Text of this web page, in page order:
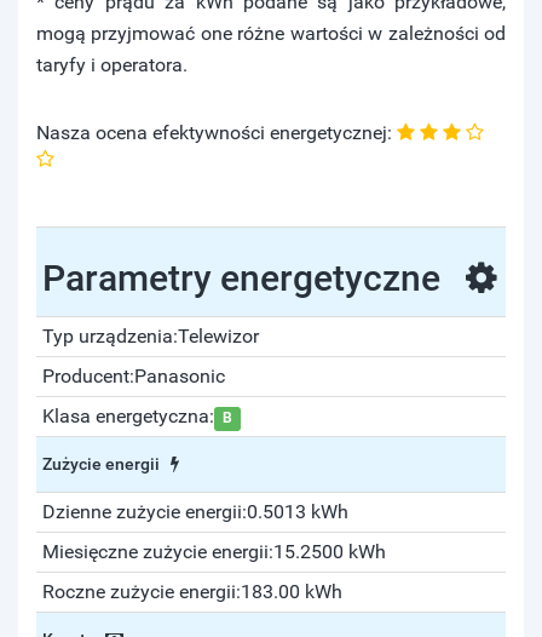
mogą przyjmować one różne wartości w zależności od
taryfy i operatora.
Nasza ocena efektywności energetycznej:
Parametry energetyczne
Typ urządzenia:Telewizor
Producent:Panasonic
Klasa energetyczna:
B
Zużycie energii
Dzienne zużycie energii:0.5013 kWh
Miesięczne zużycie energii:15.2500 kWh
Roczne zużycie energii:183.00 kWh